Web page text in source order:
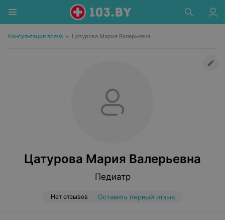
Консультация врача • Цатурова Мария Валерьевна
Цатурова Мария Валерьевна
Педиатр
Нет отзывов Оставить первый отзыв